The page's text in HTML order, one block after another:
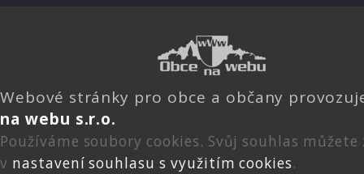
Webové stránky pro obce a občany
na webu s.r.o.
Používáme soubory cookies. Svůj souhlas
v nastavení souhlasu s využitím cookies.